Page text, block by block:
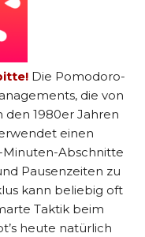
Die Pomodoro-
die von
den 1980er Jahren
einen
Minuten-Abschnitte
Pausenzeiten zu
kann beliebig oft
Taktik beim
heute natürlich